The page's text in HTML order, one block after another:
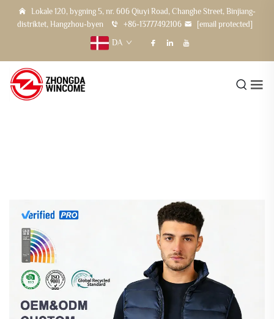
Lokale 120, bygning 5, nr. 606 Qiuyi Road, Changhe Street, Binjiang-
distriktet, Hangzhou-byen
+86-13777492106
[email protected]
DA